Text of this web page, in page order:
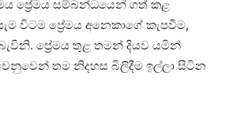
ප්‍රේමය සම්බන්ධයෙන් ගත් කළ
විටම ප්‍රේමය අනෙකාගේ කැපවීම,
ප්‍රේමය තුළ තමන් දියව යමින්
තම නිදහස බිලිදීම ඉල්ලා සිටින